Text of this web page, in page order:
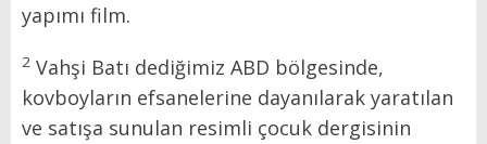
yapımı film.
2 Vahşi Batı dediğimiz ABD bölgesinde,
kovboyların efsanelerine dayanılarak yaratılan
ve satışa sunulan resimli çocuk dergisinin